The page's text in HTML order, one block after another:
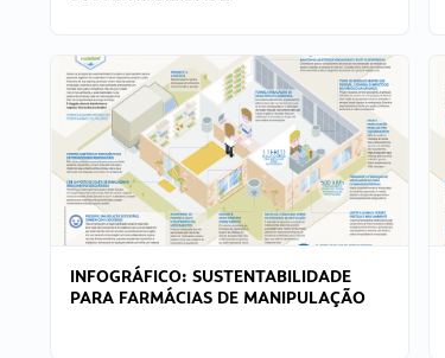
INFOGRÁFICO: SUSTENTABILIDADE
PARA FARMÁCIAS DE MANIPULAÇÃO